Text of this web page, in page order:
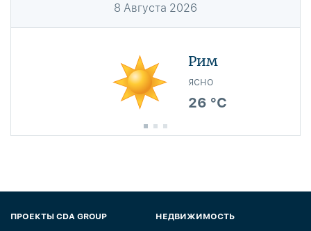
8 Августа 2026
Рим
ясно
26 °C
ПРОЕКТЫ CDA GROUP НЕДВИЖИМОСТЬ